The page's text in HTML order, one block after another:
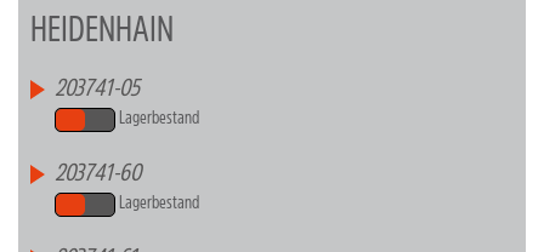
HEIDENHAIN
203741-05
Lagerbestand
203741-60
Lagerbestand